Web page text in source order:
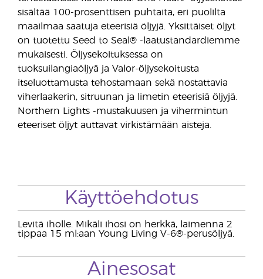
sisältää 100-prosenttisen puhtaita, eri puolilta
maailmaa saatuja eteerisiä öljyjä. Yksittäiset öljyt
on tuotettu Seed to Seal® -laatustandardiemme
mukaisesti. Öljysekoituksessa on
tuoksuilangiaöljyä ja Valor-öljysekoitusta
itseluottamusta tehostamaan sekä nostattavia
viherlaakerin, sitruunan ja limetin eteerisiä öljyjä.
Northern Lights -mustakuusen ja vihermintun
eteeriset öljyt auttavat virkistämään aisteja.
Käyttöehdotus
Levitä iholle. Mikäli ihosi on herkkä, laimenna 2
tippaa 15 ml:aan Young Living V-6®-perusöljyä.
Ainesosat